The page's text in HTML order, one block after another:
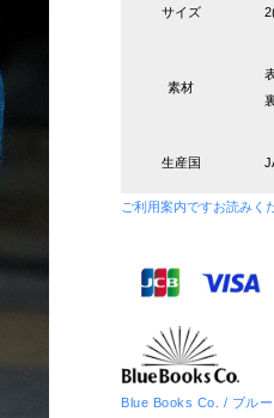
サイズ
素材
生産国
ご利用案内ですお読みく
Blue Books Co. / ブルー